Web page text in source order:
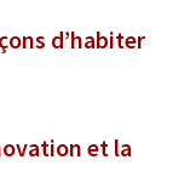
d’habiter
et la